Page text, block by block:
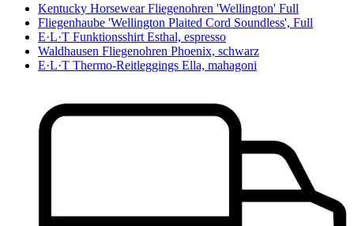
Kentucky Horsewear Fliegenohren 'Wellington' Full
Fliegenhaube 'Wellington Plaited Cord Soundless', Full
E·L·T Funktionsshirt Esthal, espresso
Waldhausen Fliegenohren Phoenix, schwarz
E·L·T Thermo-Reitleggings Ella, mahagoni